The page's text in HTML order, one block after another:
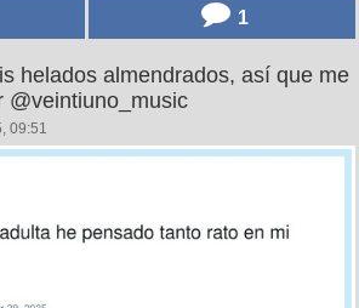
1
helados almendrados, así que me
@veintiuno_music
09:51